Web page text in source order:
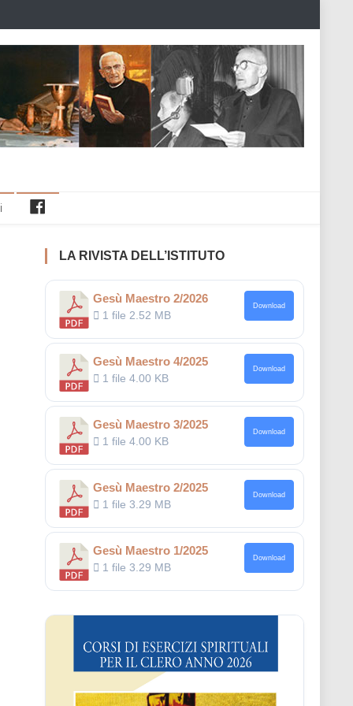
LA RIVISTA DELL’ISTITUTO
Gesù Maestro 2/2026
1 file 2.52 MB
Download
Gesù Maestro 4/2025
1 file4.00 KB
Download
Gesù Maestro 3/2025
1 file4.00 KB
Download
Gesù Maestro 2/2025
1 file3.29 MB
Download
Gesù Maestro 1/2025
1 file3.29 MB
Download